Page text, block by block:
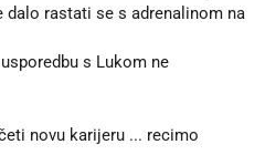
dalo rastati se s adrenalinom na
s Lukom ne
novu karijeru ... recimo